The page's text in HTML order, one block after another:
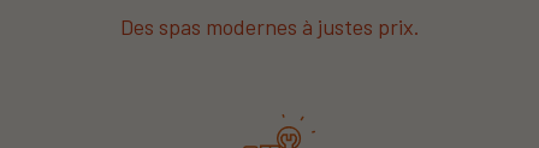
Des spas modernes à justes prix.